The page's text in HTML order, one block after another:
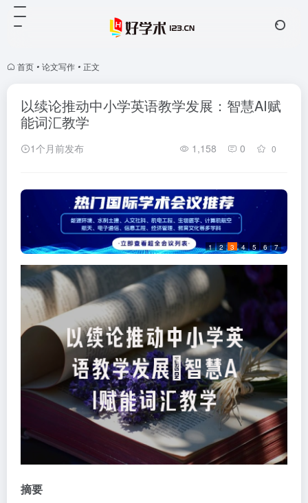
首页 • 论文写作 • 正文
以续论推动中小学英语教学发展：智慧AI赋
能词汇教学
1个月前发布 1,158 0 0
1 2 3 4 5 6 7
摘要